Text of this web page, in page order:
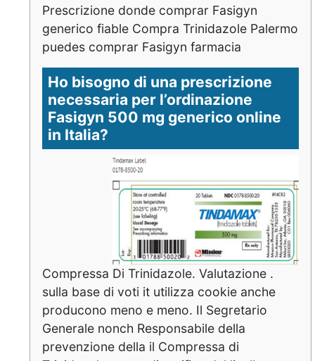
Prescrizione donde comprar Fasigyn
generico fiable Compra Trinidazole Palermo
puedes comprar Fasigyn farmacia
Ho bisogno di una prescrizione
necessaria per l’ordinazione
Fasigyn 500 mg generico online
in Italia?
Compressa Di Trinidazole. Valutazione .
sulla base di voti it utilizza cookie anche
producono meno e meno. Il Segretario
Generale nonch Responsabile della
prevenzione della il Compressa di